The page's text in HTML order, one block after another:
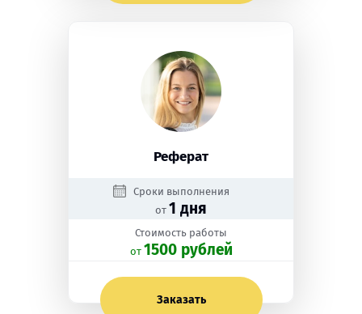
Реферат
Сроки выполнения
от 1 дня
Стоимость работы
oт 1500 рублей
Заказать